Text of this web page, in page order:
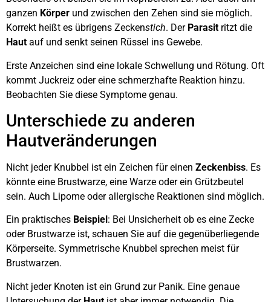
ganzen Körper und zwischen den Zehen sind sie möglich.
Korrekt heißt es übrigens Zeckenstich. Der Parasit ritzt die
Haut auf und senkt seinen Rüssel ins Gewebe.
Erste Anzeichen sind eine lokale Schwellung und Rötung. Oft
kommt Juckreiz oder eine schmerzhafte Reaktion hinzu.
Beobachten Sie diese Symptome genau.
Unterschiede zu anderen
Hautveränderungen
Nicht jeder Knubbel ist ein Zeichen für einen Zeckenbiss. Es
könnte eine Brustwarze, eine Warze oder ein Grützbeutel
sein. Auch Lipome oder allergische Reaktionen sind möglich.
Ein praktisches Beispiel : Bei Unsicherheit ob es eine Zecke
oder Brustwarze ist, schauen Sie auf die gegenüberliegende
Körperseite. Symmetrische Knubbel sprechen meist für
Brustwarzen.
Nicht jeder Knoten ist ein Grund zur Panik. Eine genaue